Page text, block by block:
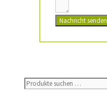
Nachricht senden
Suchen
nach: